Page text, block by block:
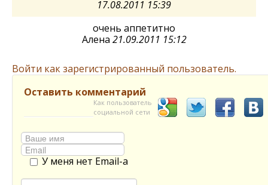
17.08.2011 15:39
очень аппетитно
Алена 21.09.2011 15:12
Войти как зарегистрированный пользователь.
Оставить комментарий
Как пользователь
социальной сети
У меня нет Email-а